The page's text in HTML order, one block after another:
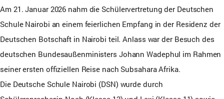
Am 21. Januar 2026 nahm die Schülervertretung der Deutschen
Schule Nairobi an einem feierlichen Empfang in der Residenz der
Deutschen Botschaft in Nairobi teil. Anlass war der Besuch des
deutschen Bundesaußenministers Johann Wadephul im Rahmen
seiner ersten oﬃziellen Reise nach Subsahara Afrika.
Die Deutsche Schule Nairobi (DSN) wurde durch